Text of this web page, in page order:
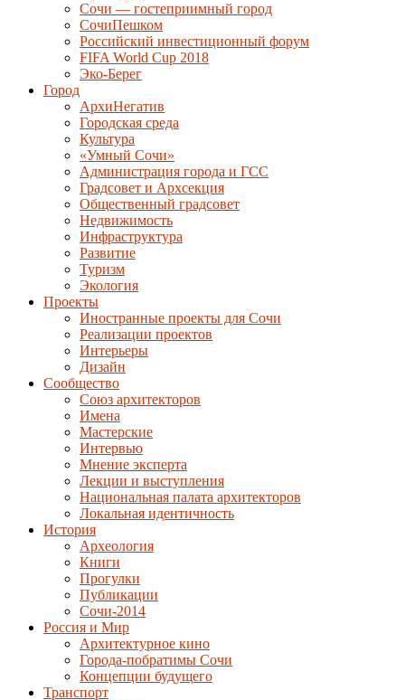
Сочи — гостеприимный город
СочиПешком
Российский инвестиционный форум
FIFA World Cup 2018
Эко-Берег
Город
АрхиНегатив
Городская среда
Культура
«Умный Сочи»
Администрация города и ГСС
Градсовет и Архсекция
Общественный градсовет
Недвижимость
Инфраструктура
Развитие
Туризм
Экология
Проекты
Иностранные проекты для Сочи
Реализации проектов
Интерьеры
Дизайн
Сообщество
Союз архитекторов
Имена
Мастерские
Интервью
Мнение эксперта
Лекции и выступления
Национальная палата архитекторов
Локальная идентичность
История
Археология
Книги
Прогулки
Публикации
Сочи-2014
Россия и Мир
Архитектурное кино
Города-побратимы Сочи
Концепции будущего
Транспорт